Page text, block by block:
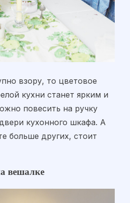
взору, то цветовое
кухни станет ярким и
повесить на ручку
кухонного шкафа. А
больше других, стоит
вешалке